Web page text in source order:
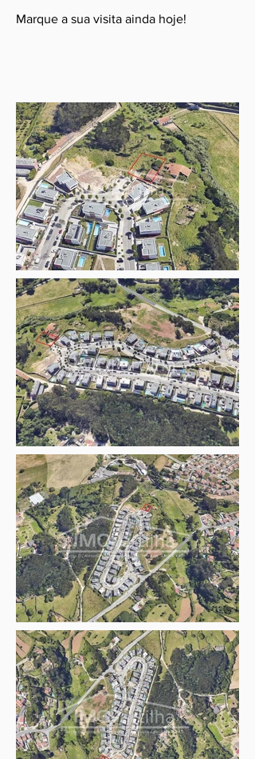
Marque a sua visita ainda hoje!